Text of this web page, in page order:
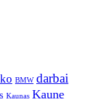
BMW darbai
Kaunas Kaune